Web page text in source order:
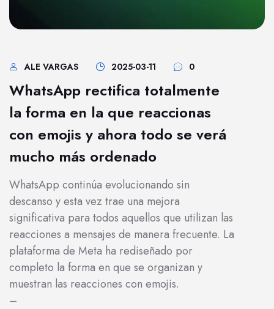
ALE VARGAS 2025-03-11 0
WhatsApp rectifica totalmente
la forma en la que reaccionas
con emojis y ahora todo se verá
mucho más ordenado
WhatsApp continúa evolucionando sin
descanso y esta vez trae una mejora
significativa para todos aquellos que utilizan las
reacciones a mensajes de manera frecuente. La
plataforma de Meta ha rediseñado por
completo la forma en que se organizan y
muestran las reacciones con emojis.
–